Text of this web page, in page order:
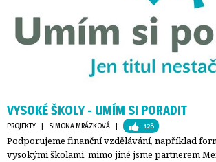
VYSOKÉ ŠKOLY - UMÍM SI PORADIT
PROJEKTY | SIMONA MRÁZKOVÁ | 128
Podporujeme finanční vzdělávání, například
vysokými školami, mimo jiné jsme partnerem